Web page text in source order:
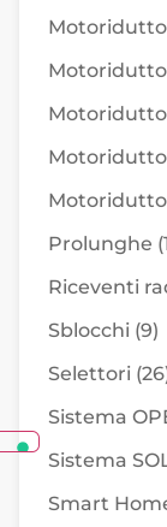
Prolunghe
Riceventi
Sblocchi (9)
Selettori
Sistema
Sistema
Smart